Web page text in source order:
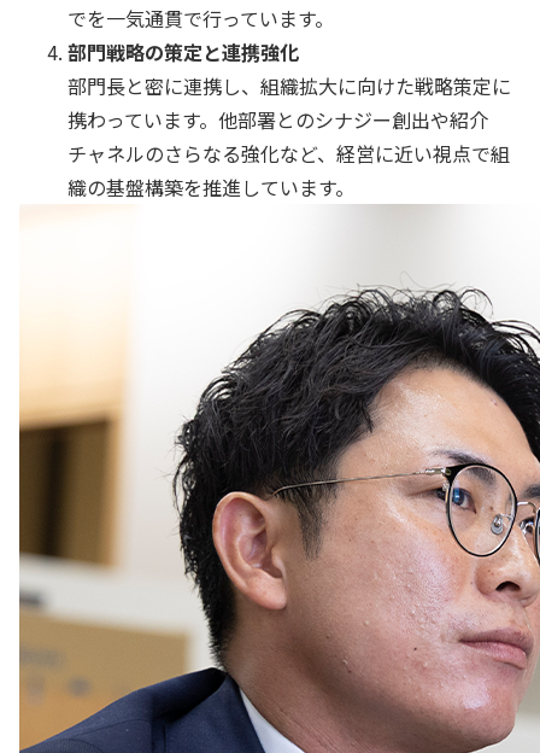
でを一気通貫で行っています。
部門戦略の策定と連携強化
部門長と密に連携し、組織拡大に向けた戦略策定に
携わっています。他部署とのシナジー創出や紹介
チャネルのさらなる強化など、経営に近い視点で組
織の基盤構築を推進しています。